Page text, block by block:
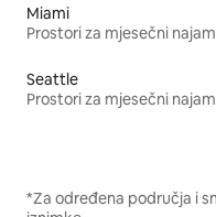
Miami
Prostori za mjesečni najam
Seattle
Prostori za mjesečni najam
*Za određena područja i